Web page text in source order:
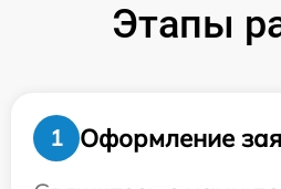
Этапы
1
Оформление